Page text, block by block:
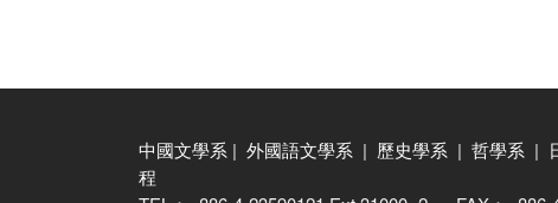
中國文學系 | 外國語文學系 | 歷史學系 | 哲學系 |
程